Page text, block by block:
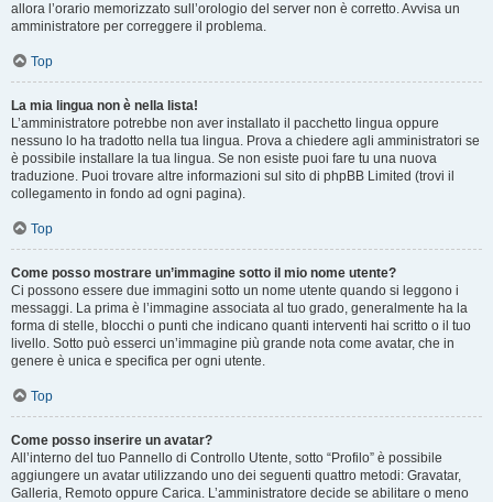
allora l’orario memorizzato sull’orologio del server non è corretto. Avvisa un
amministratore per correggere il problema.
Top
La mia lingua non è nella lista!
L’amministratore potrebbe non aver installato il pacchetto lingua oppure
nessuno lo ha tradotto nella tua lingua. Prova a chiedere agli amministratori se
è possibile installare la tua lingua. Se non esiste puoi fare tu una nuova
traduzione. Puoi trovare altre informazioni sul sito di phpBB Limited (trovi il
collegamento in fondo ad ogni pagina).
Top
Come posso mostrare un’immagine sotto il mio nome utente?
Ci possono essere due immagini sotto un nome utente quando si leggono i
messaggi. La prima è l’immagine associata al tuo grado, generalmente ha la
forma di stelle, blocchi o punti che indicano quanti interventi hai scritto o il tuo
livello. Sotto può esserci un’immagine più grande nota come avatar, che in
genere è unica e specifica per ogni utente.
Top
Come posso inserire un avatar?
All’interno del tuo Pannello di Controllo Utente, sotto “Profilo” è possibile
aggiungere un avatar utilizzando uno dei seguenti quattro metodi: Gravatar,
Galleria, Remoto oppure Carica. L’amministratore decide se abilitare o meno